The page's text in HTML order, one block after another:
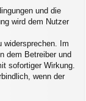
und die
wird dem Nutzer
widersprechen. Im
dem Betreiber und
sofortiger Wirkung.
wenn der